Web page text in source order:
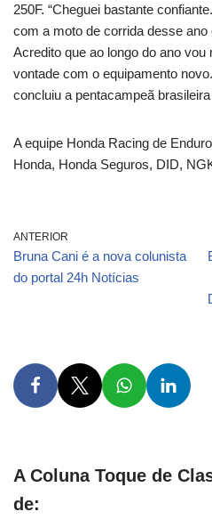
250F. “Cheguei bastante
com a moto de corrida desse ano
Acredito que ao longo do ano
vontade com o equipamento
concluiu a pentacampeã
A equipe Honda Racing de
Honda, Honda Seguros, DID,
ANTERIOR
Bruna Cani é a nova colunista
do portal 24h Notícias
A Coluna Toque de
de: